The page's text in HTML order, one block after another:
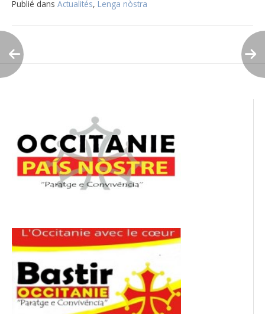
Publié dans Actualités, Lenga nòstra
de
l’article